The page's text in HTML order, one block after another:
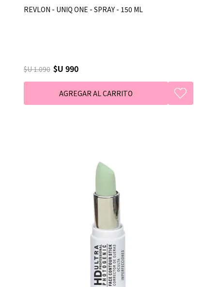
REVLON - UNIQ ONE - SPRAY - 150 ML
$U 1.090 $U 990